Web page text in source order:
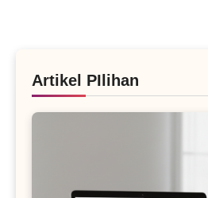
Artikel PIlihan